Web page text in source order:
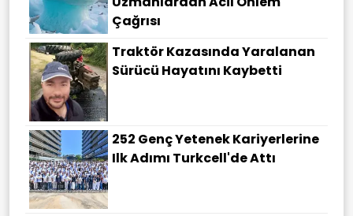
Çağrısı
Traktör Kazasında Yaralanan
Sürücü Hayatını Kaybetti
252 Genç Yetenek Kariyerlerine
Ilk Adımı Turkcell'de Attı